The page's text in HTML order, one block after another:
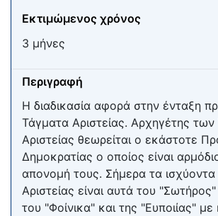
Εκτιμώμενος χρόνος
3 μήνες
Περιγραφή
Η διαδικασία αφορά στην ένταξη
Τάγματα Αριστείας. Αρχηγέτης
Αριστείας θεωρείται ο εκάστοτε
Δημοκρατίας ο οποίος είναι
απονομή τους. Σήμερα τα
Αριστείας είναι αυτά του
του "Φοίνικα" και της "Ευποιίας" με